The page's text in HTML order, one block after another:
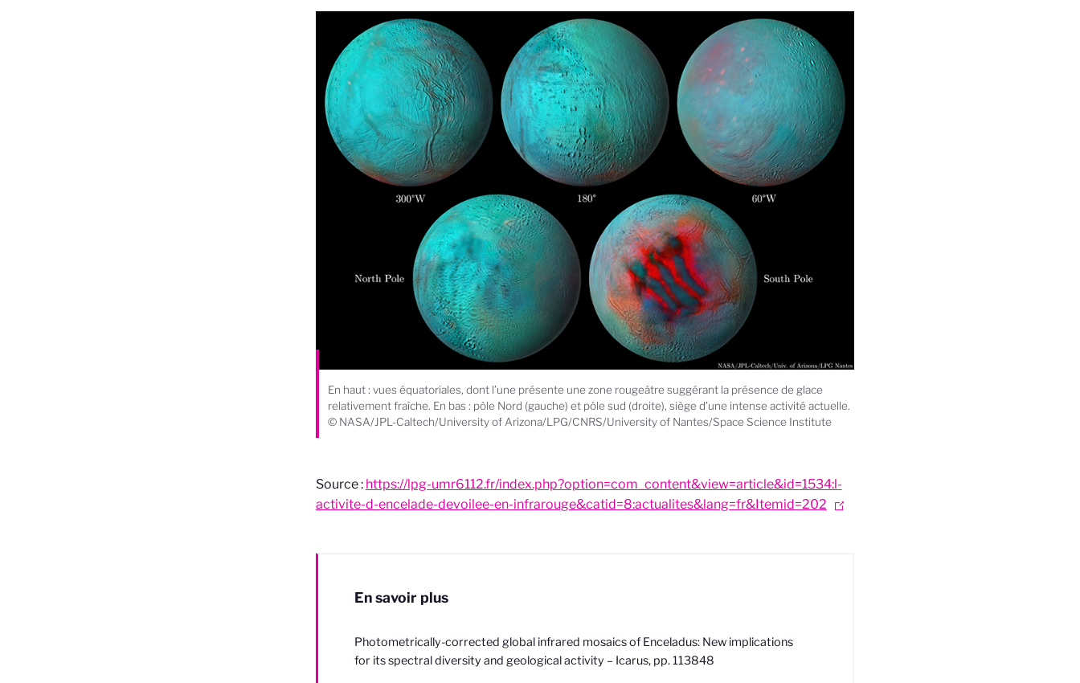
En haut : vues équatoriales, dont l’une présente une zone rougeâtre suggérant la présence de glace
relativement fraîche. En bas : pôle Nord (gauche) et pôle sud (droite), siège d’une intense activité actuelle.
© NASA/JPL-Caltech/University of Arizona/LPG/CNRS/University of Nantes/Space Science Institute
Source : https://lpg-umr6112.fr/index.php?option=com_content&view=article&id=1534:l-
activite-d-encelade-devoilee-en-infrarouge&catid=8:actualites&lang=fr&Itemid=202
En savoir plus
Photometrically-corrected global infrared mosaics of Enceladus: New implications
for its spectral diversity and geological activity – Icarus, pp. 113848